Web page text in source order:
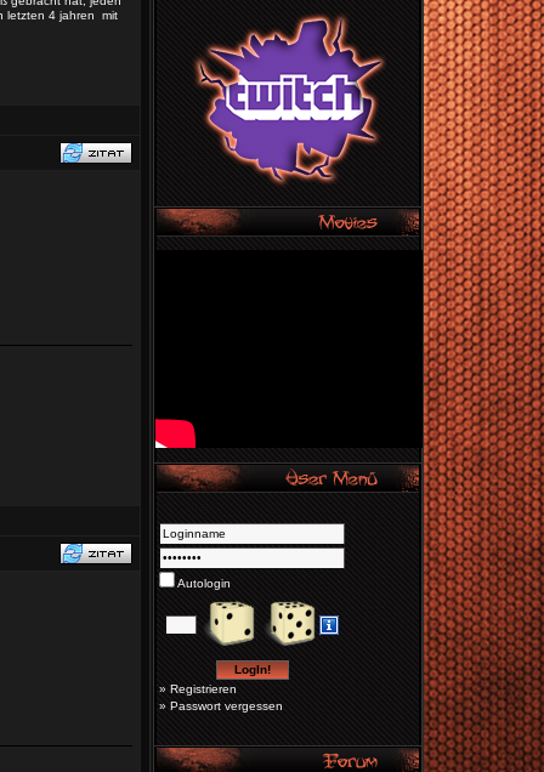
letzten 4 jahren mit
Autologin
» Registrieren
» Passwort vergessen